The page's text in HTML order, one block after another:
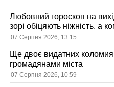
Любовний гороскоп на
зорі обіцяють ніжність, а
07 Серпня 2026, 13:15
Ще двоє видатних
громадянами міста
07 Серпня 2026, 10:59